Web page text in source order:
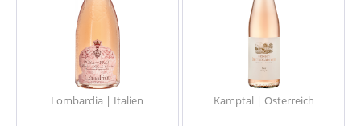
Lombardia | Italien Kamptal | Österreich